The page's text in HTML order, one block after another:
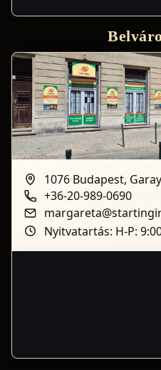
1076 Budapest,
+36-20-989-0690
Nyitvatartás: H-P: